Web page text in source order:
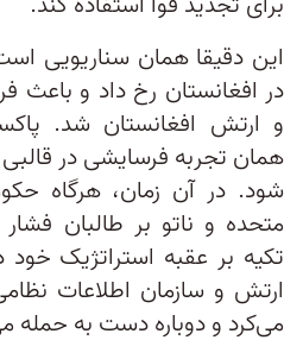
این دقیقا همان سناریویی
در افغانستان رخ داد و
و ارتش افغانستان شد.
همان تجربه فرسایشی در قالبی
شود. در آن زمان، هرگاه
متحده و ناتو بر طالبان فشار
تکیه بر عقبه استراتژیک خود
ارتش و سازمان اطلاعات
می‌کرد و دوباره دست به حمله